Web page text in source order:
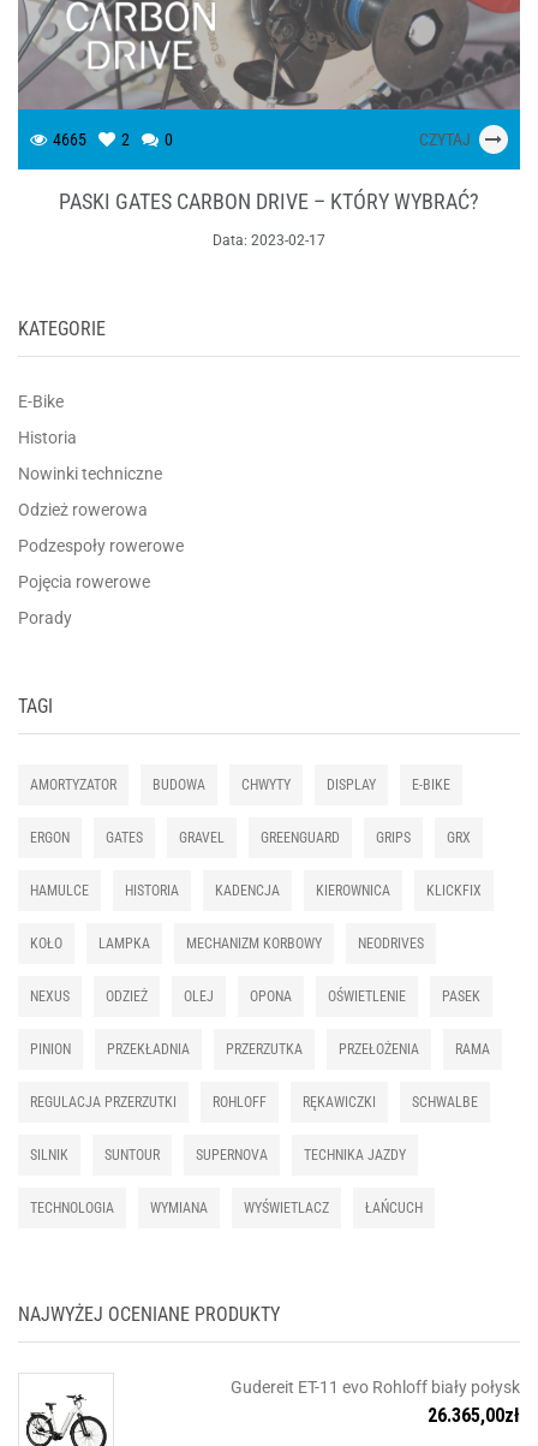
4665 2 0 CZYTAJ
PASKI GATES CARBON DRIVE – KTÓRY WYBRAĆ?
Data: 2023-02-17
KATEGORIE
E-Bike
Historia
Nowinki techniczne
Odzież rowerowa
Podzespoły rowerowe
Pojęcia rowerowe
Porady
TAGI
AMORTYZATOR BUDOWA CHWYTY DISPLAY E-BIKE
ERGON GATES GRAVEL GREENGUARD GRIPS GRX
HAMULCE HISTORIA KADENCJA KIEROWNICA KLICKFIX
KOŁO LAMPKA MECHANIZM KORBOWY NEODRIVES
NEXUS ODZIEŻ OLEJ OPONA OŚWIETLENIE PASEK
PINION PRZEKŁADNIA PRZERZUTKA PRZEŁOŻENIA RAMA
REGULACJA PRZERZUTKI ROHLOFF RĘKAWICZKI SCHWALBE
SILNIK SUNTOUR SUPERNOVA TECHNIKA JAZDY
TECHNOLOGIA WYMIANA WYŚWIETLACZ ŁAŃCUCH
NAJWYŻEJ OCENIANE PRODUKTY
Gudereit ET-11 evo Rohloff biały połysk
26.365,00zł